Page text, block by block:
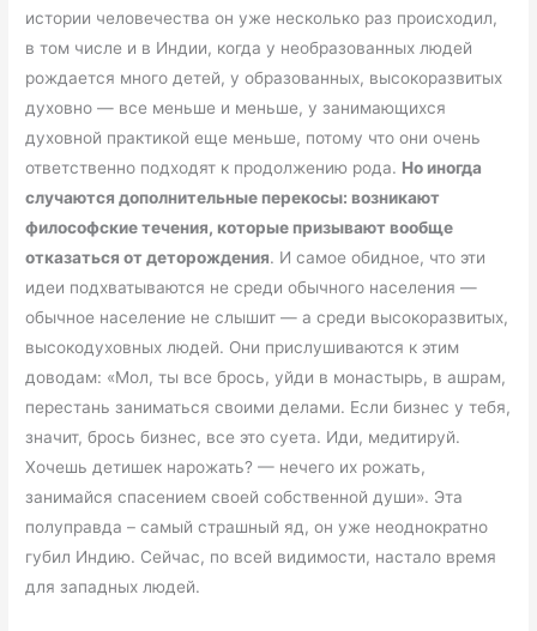
истории человечества он уже несколько раз происходил,
в том числе и в Индии, когда у необразованных людей
рождается много детей, у образованных, высокоразвитых
духовно — все меньше и меньше, у занимающихся
духовной практикой еще меньше, потому что они очень
ответственно подходят к продолжению рода. Но иногда
случаются дополнительные перекосы: возникают
философские течения, которые призывают вообще
отказаться от деторождения. И самое обидное, что эти
идеи подхватываются не среди обычного населения —
обычное население не слышит — а среди высокоразвитых,
высокодуховных людей. Они прислушиваются к этим
доводам: «Мол, ты все брось, уйди в монастырь, в ашрам,
перестань заниматься своими делами. Если бизнес у тебя,
значит, брось бизнес, все это суета. Иди, медитируй.
Хочешь детишек нарожать? — нечего их рожать,
занимайся спасением своей собственной души». Эта
полуправда – самый страшный яд, он уже неоднократно
губил Индию. Сейчас, по всей видимости, настало время
для западных людей.